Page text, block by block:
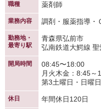
職種 薬剤師
業務内容 調剤・服薬指導・
勤務地・
最寄り駅
青森県弘前市
弘南鉄道大鰐線
開局時間
08:45〜18:00
月火木金：8:45
第3土曜日・日曜
休日 年間休日120日